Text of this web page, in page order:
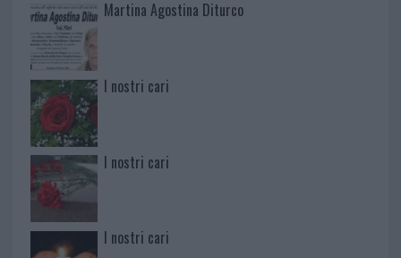
Martina Agostina Diturco
I nostri cari
I nostri cari
I nostri cari